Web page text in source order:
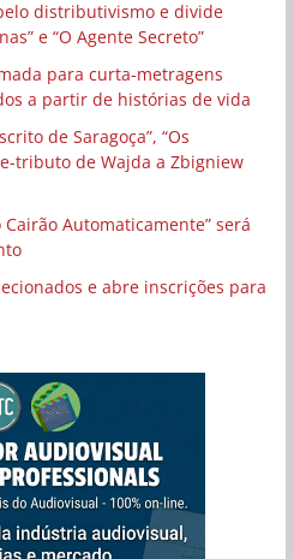
distributivismo e divide
e “O Agente Secreto”
para curta-metragens
a partir de histórias de vida
de Saragoça”, “Os
tributo de Wajda a Zbigniew
Automaticamente” será
e abre inscrições para